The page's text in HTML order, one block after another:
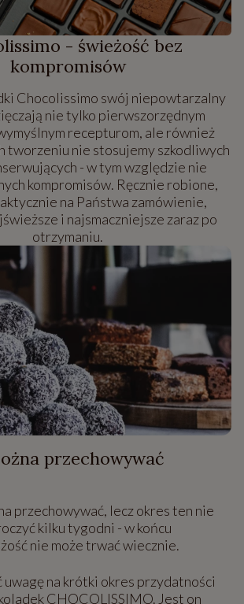
- świeżość bez
kompromisów
Chocolissimo swój niepowtarzalny
nie tylko pierwszorzędnym
recepturom, ale również
tworzeniu nie stosujemy szkodliwych
- w tym względzie nie
kompromisów. Ręcznie robione,
na Państwa zamówienie,
i najsmaczniejsze zaraz po
otrzymaniu.
przechowywać
przechowywać, lecz okres ten nie
kilku tygodni - w końcu
nie może trwać wiecznie.
uwagę na krótki okres przydatności
CHOCOLISSIMO. Jest on